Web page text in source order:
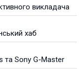
викладача
хаб
та Sony G-Master